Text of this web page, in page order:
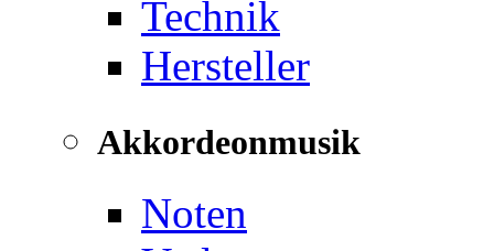
Technik
Hersteller
Akkordeonmusik
Noten